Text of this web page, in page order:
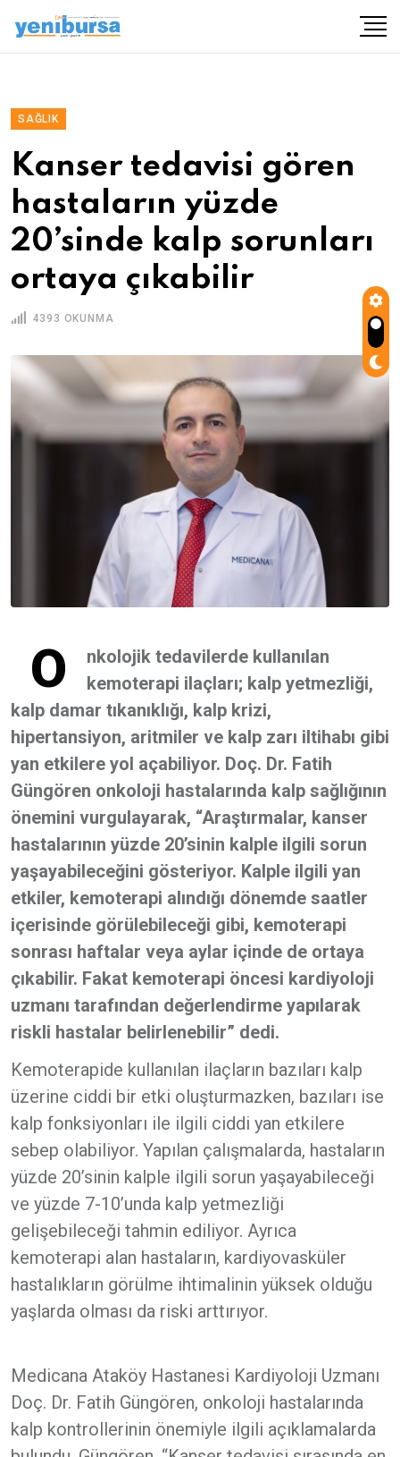
SAĞLIK
Kanser tedavisi gören
hastaların yüzde
20’sinde kalp sorunları
ortaya çıkabilir
4393 OKUNMA
O
nkolojik tedavilerde kullanılan
kemoterapi ilaçları; kalp yetmezliği,
kalp damar tıkanıklığı, kalp krizi,
hipertansiyon, aritmiler ve kalp zarı iltihabı gibi
yan etkilere yol açabiliyor. Doç. Dr. Fatih
Güngören onkoloji hastalarında kalp sağlığının
önemini vurgulayarak, “Araştırmalar, kanser
hastalarının yüzde 20’sinin kalple ilgili sorun
yaşayabileceğini gösteriyor. Kalple ilgili yan
etkiler, kemoterapi alındığı dönemde saatler
içerisinde görülebileceği gibi, kemoterapi
sonrası haftalar veya aylar içinde de ortaya
çıkabilir. Fakat kemoterapi öncesi kardiyoloji
uzmanı tarafından değerlendirme yapılarak
riskli hastalar belirlenebilir” dedi.
Kemoterapide kullanılan ilaçların bazıları kalp
üzerine ciddi bir etki oluşturmazken, bazıları ise
kalp fonksiyonları ile ilgili ciddi yan etkilere
sebep olabiliyor. Yapılan çalışmalarda, hastaların
yüzde 20’sinin kalple ilgili sorun yaşayabileceği
ve yüzde 7-10’unda kalp yetmezliği
gelişebileceği tahmin ediliyor. Ayrıca
kemoterapi alan hastaların, kardiyovasküler
hastalıkların görülme ihtimalinin yüksek olduğu
yaşlarda olması da riski arttırıyor.
Medicana Ataköy Hastanesi Kardiyoloji Uzmanı
Doç. Dr. Fatih Güngören, onkoloji hastalarında
kalp kontrollerinin önemiyle ilgili açıklamalarda